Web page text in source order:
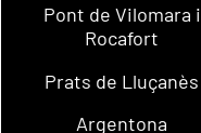
Pont de Vilomara i
Rocafort
Prats de Lluçanès
Argentona